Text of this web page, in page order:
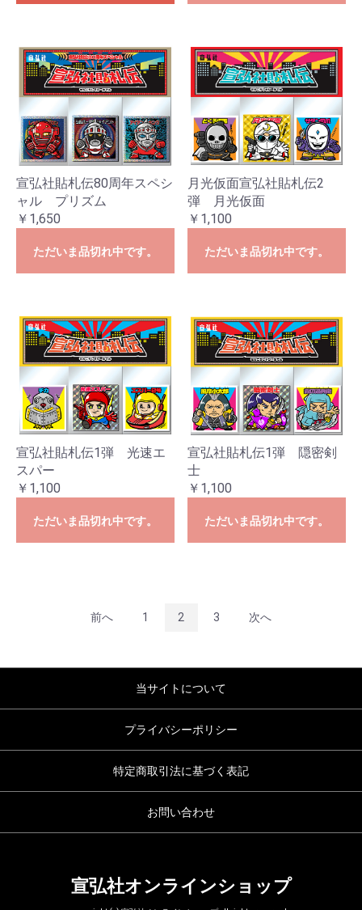
宣弘社貼札伝80周年スペシ
ャル プリズム
￥1,650
ただいま品切れ中です。
月光仮面宣弘社貼札伝2
弾 月光仮面
￥1,100
ただいま品切れ中です。
宣弘社貼札伝1弾 光速エ
スパー
￥1,100
ただいま品切れ中です。
宣弘社貼札伝1弾 隠密剣
士
￥1,100
ただいま品切れ中です。
前へ 1 2 3 次へ
当サイトについて
プライバシーポリシー
特定商取引法に基づく表記
お問い合わせ
宣弘社オンラインショップ